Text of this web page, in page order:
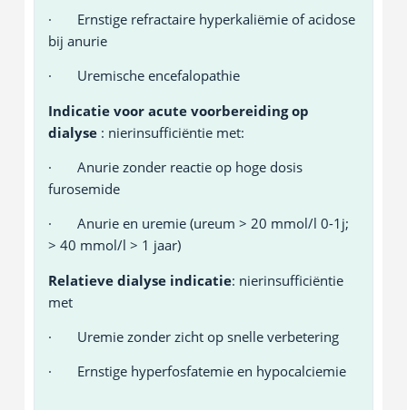
· Ernstige refractaire hyperkaliëmie of acidose
bij anurie
· Uremische encefalopathie
Indicatie voor acute voorbereiding op
dialyse : nierinsufficiëntie met:
· Anurie zonder reactie op hoge dosis
furosemide
· Anurie en uremie (ureum > 20 mmol/l 0-1j;
> 40 mmol/l > 1 jaar)
Relatieve dialyse indicatie: nierinsufficiëntie
met
· Uremie zonder zicht op snelle verbetering
· Ernstige hyperfosfatemie en hypocalciemie